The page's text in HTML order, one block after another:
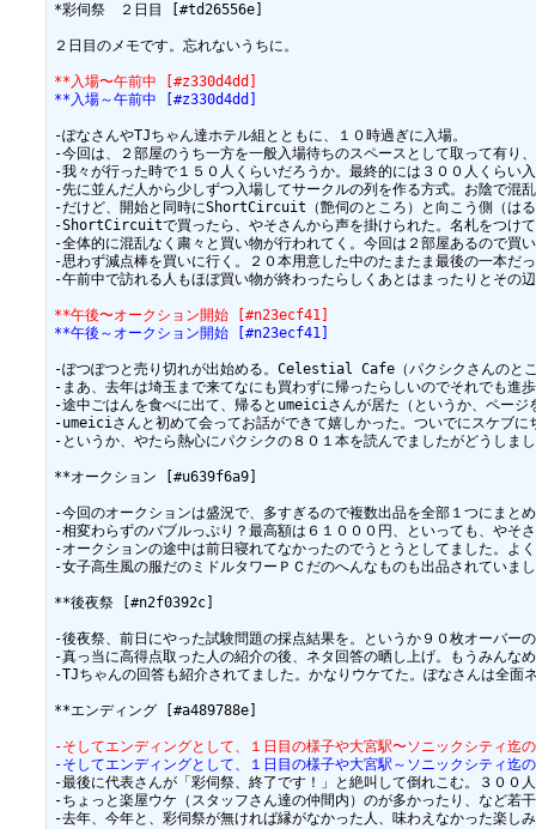
*彩伺祭　２日目 [#td26556e]
２日目のメモです。忘れないうちに。
**入場〜午前中 [#z330d4dd]
**入場～午前中 [#z330d4dd]
-ぽなさんやTJちゃん達ホテル組とともに、１０時過ぎに入場。
-今回は、２部屋のうち一方を一般入場待ちのスペースとして取って有り
-我々が行った時で１５０人くらいだろうか。最終的には３００人くらい
-先に並んだ人から少しずつ入場してサークルの列を作る方式。お陰で混
-だけど、開始と同時にShortCircuit（艶伺のところ）と向こう側（はる
-ShortCircuitで買ったら、やそさんから声を掛けられた。名札をつけて
-全体的に混乱なく粛々と買い物が行われてく。今回は２部屋あるので買
-思わず減点棒を買いに行く。２０本用意した中のたまたま最後の一本だ
-午前中で訪れる人もほぼ買い物が終わったらしくあとはまったりとその
**午後〜オークション開始 [#n23ecf41]
**午後～オークション開始 [#n23ecf41]
-ぽつぽつと売り切れが出始める。Celestial Cafe（パクシクさんのとこ
-まあ、去年は埼玉まで来てなにも買わずに帰ったらしいのでそれでも進
-途中ごはんを食べに出て、帰るとumeiciさんが居た（というか、ペー
-umeiciさんと初めて会ってお話ができて嬉しかった。ついでにスケブに
-というか、やたら熱心にパクシクの８０１本を読んでましたがどうしま
**オークション [#u639f6a9]
-今回のオークションは盛況で、多すぎるので複数出品を全部１つにまと
-相変わらずのバブルっぷり？最高額は６１０００円、といっても、やそ
-オークションの途中は前日寝れてなかったのでうとうとしてました。よ
-女子高生風の服だのミドルタワーＰＣだのへんなものも出品されていま
**後夜祭 [#n2f0392c]
-後夜祭、前日にやった試験問題の採点結果を。というか９０枚オーバー
-真っ当に高得点取った人の紹介の後、ネタ回答の晒し上げ。もうみんな
-TJちゃんの回答も紹介されてました。かなりウケてた。ぽなさんは全面
**エンディング [#a489788e]
-そしてエンディングとして、１日目の様子や大宮駅〜ソニックシティ迄
-そしてエンディングとして、１日目の様子や大宮駅～ソニックシティ迄
-最後に代表さんが「彩伺祭、終了です！」と絶叫して倒れこむ。３００
-ちょっと楽屋ウケ（スタッフさん達の仲間内）のが多かったり、など若
-去年、今年と、彩伺祭が無ければ縁がなかった人、味わえなかった楽し